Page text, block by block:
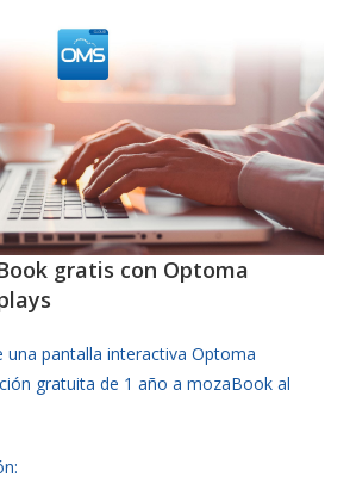
gratis con Optoma
una pantalla interactiva Optoma
gratuita de 1 año a mozaBook al